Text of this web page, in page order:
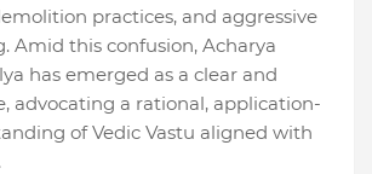
practices, and aggressive
Amid this confusion, Acharya
has emerged as a clear and
advocating a rational, application-
of Vedic Vastu aligned with